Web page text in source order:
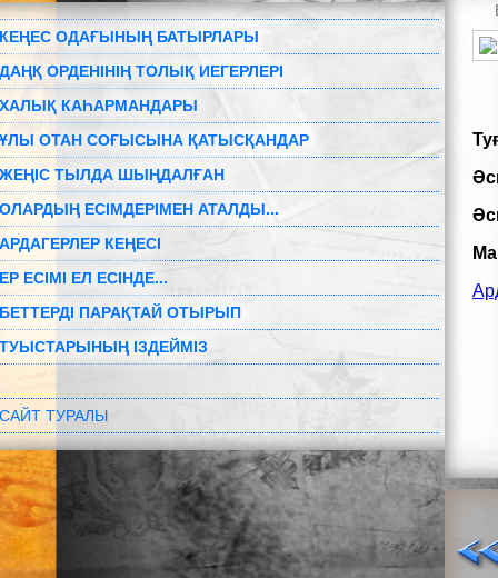
КЕҢЕС ОДАҒЫНЫҢ БАТЫРЛАРЫ
ДАҢҚ ОРДЕНІНІҢ ТОЛЫҚ ИЕГЕРЛЕРІ
ХАЛЫҚ КАҺАРМАНДАРЫ
ҰЛЫ ОТАН СОҒЫСЫНА ҚАТЫСҚАНДАР
ЖЕҢІС ТЫЛДА ШЫҢДАЛҒАН
ОЛАРДЫҢ ЕСІМДЕРІМЕН АТАЛДЫ...
АРДАГЕРЛЕР КЕҢЕСІ
ЕР ЕСІМІ ЕЛ ЕСІНДЕ...
БЕТТЕРДІ ПАРАҚТАЙ ОТЫРЫП
ТУЫСТАРЫНЫҢ ІЗДЕЙМІЗ
САЙТ ТУРАЛЫ